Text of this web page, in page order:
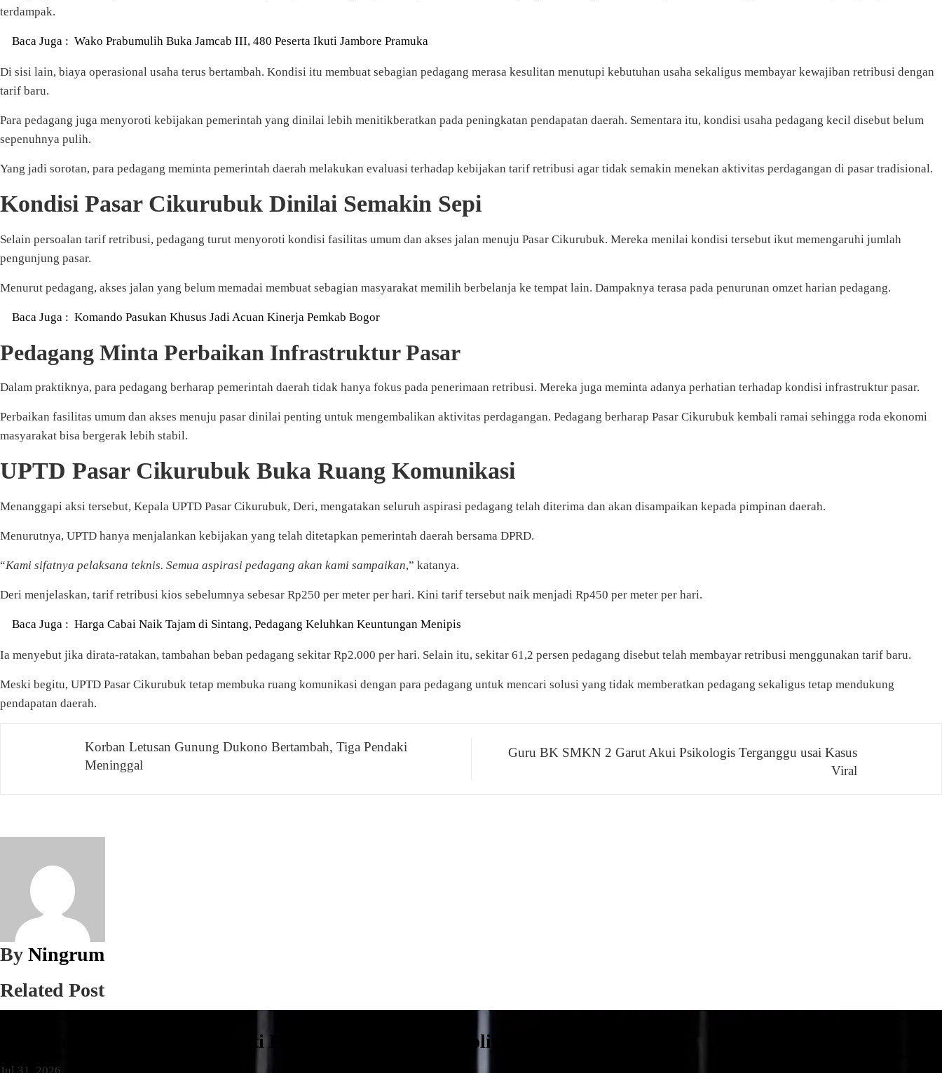
terdampak.
Baca Juga : Wako Prabumulih Buka Jamcab III, 480 Peserta Ikuti Jambore Pramuka
Di sisi lain, biaya operasional usaha terus bertambah. Kondisi itu membuat sebagian pedagang merasa kesulitan menutupi kebutuhan usaha sekaligus membayar kewajiban retribusi dengan
tarif baru.
Para pedagang juga menyoroti kebijakan pemerintah yang dinilai lebih menitikberatkan pada peningkatan pendapatan daerah. Sementara itu, kondisi usaha pedagang kecil disebut belum
sepenuhnya pulih.
Yang jadi sorotan, para pedagang meminta pemerintah daerah melakukan evaluasi terhadap kebijakan tarif retribusi agar tidak semakin menekan aktivitas perdagangan di pasar tradisional.
Kondisi Pasar Cikurubuk Dinilai Semakin Sepi
Selain persoalan tarif retribusi, pedagang turut menyoroti kondisi fasilitas umum dan akses jalan menuju Pasar Cikurubuk. Mereka menilai kondisi tersebut ikut memengaruhi jumlah
pengunjung pasar.
Menurut pedagang, akses jalan yang belum memadai membuat sebagian masyarakat memilih berbelanja ke tempat lain. Dampaknya terasa pada penurunan omzet harian pedagang.
Baca Juga : Komando Pasukan Khusus Jadi Acuan Kinerja Pemkab Bogor
Pedagang Minta Perbaikan Infrastruktur Pasar
Dalam praktiknya, para pedagang berharap pemerintah daerah tidak hanya fokus pada penerimaan retribusi. Mereka juga meminta adanya perhatian terhadap kondisi infrastruktur pasar.
Perbaikan fasilitas umum dan akses menuju pasar dinilai penting untuk mengembalikan aktivitas perdagangan. Pedagang berharap Pasar Cikurubuk kembali ramai sehingga roda ekonomi
masyarakat bisa bergerak lebih stabil.
UPTD Pasar Cikurubuk Buka Ruang Komunikasi
Menanggapi aksi tersebut, Kepala UPTD Pasar Cikurubuk, Deri, mengatakan seluruh aspirasi pedagang telah diterima dan akan disampaikan kepada pimpinan daerah.
Menurutnya, UPTD hanya menjalankan kebijakan yang telah ditetapkan pemerintah daerah bersama DPRD.
“Kami sifatnya pelaksana teknis. Semua aspirasi pedagang akan kami sampaikan,” katanya.
Deri menjelaskan, tarif retribusi kios sebelumnya sebesar Rp250 per meter per hari. Kini tarif tersebut naik menjadi Rp450 per meter per hari.
Baca Juga : Harga Cabai Naik Tajam di Sintang, Pedagang Keluhkan Keuntungan Menipis
Ia menyebut jika dirata-ratakan, tambahan beban pedagang sekitar Rp2.000 per hari. Selain itu, sekitar 61,2 persen pedagang disebut telah membayar retribusi menggunakan tarif baru.
Meski begitu, UPTD Pasar Cikurubuk tetap membuka ruang komunikasi dengan para pedagang untuk mencari solusi yang tidak memberatkan pedagang sekaligus tetap mendukung
pendapatan daerah.
NavigasiKorban Letusan Gunung Dukono Bertambah, Tiga Pendaki
Meninggal
Guru BK SMKN 2 Garut Akui Psikologis Terganggu usai Kasus
Viral
By Ningrum
Related Post
Pengganjal ATM RS Buah Hati Pamulang Ditangkap, Polisi Amankan Tiga Pelaku